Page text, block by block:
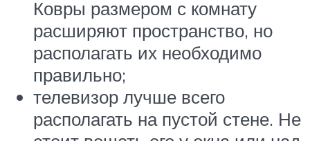
Ковры размером с комнату
расширяют пространство, но
располагать их необходимо
правильно;
телевизор лучше всего
располагать на пустой стене. Не